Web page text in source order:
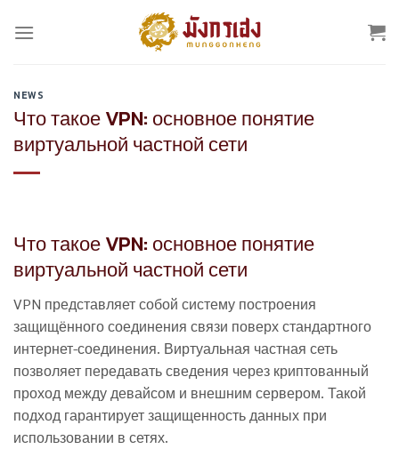
NEWS
Что такое VPN: основное понятие
виртуальной частной сети
Что такое VPN: основное понятие
виртуальной частной сети
VPN представляет собой систему построения
защищённого соединения связи поверх стандартного
интернет-соединения. Виртуальная частная сеть
позволяет передавать сведения через криптованный
проход между девайсом и внешним сервером. Такой
подход гарантирует защищенность данных при
использовании в сетях.